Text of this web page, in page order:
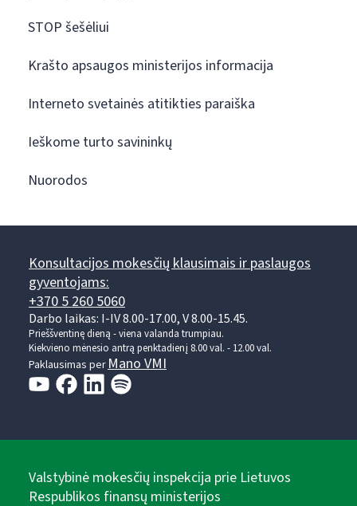
STOP šešėliui
Krašto apsaugos ministerijos informacija
Interneto svetainės atitikties paraiška
Ieškome turto savininkų
Nuorodos
Konsultacijos mokesčių klausimais ir paslaugos
gyventojams:
+370 5 260 5060
Darbo laikas: I-IV 8.00-17.00, V 8.00-15.45.
Prieššventinę dieną - viena valanda trumpiau.
Kiekvieno mėnesio antrą penktadienį 8.00 val. - 12.00 val.
Paklausimas per Mano VMI
Valstybinė mokesčių inspekcija prie Lietuvos
Respublikos finansų ministerijos